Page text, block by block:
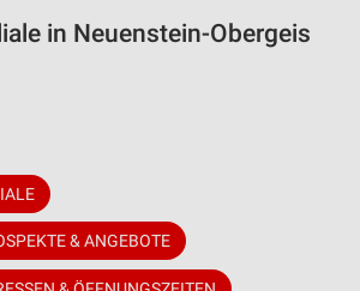
in Neuenstein-Obergeis
& ANGEBOTE